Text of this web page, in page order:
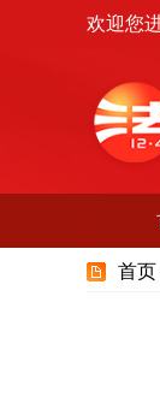
欢迎您
首页